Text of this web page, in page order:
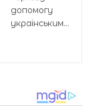
допомогу
українським...